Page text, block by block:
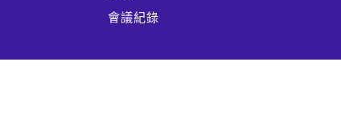
會議紀錄